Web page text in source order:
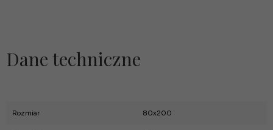
Dane techniczne
Rozmiar 80x200